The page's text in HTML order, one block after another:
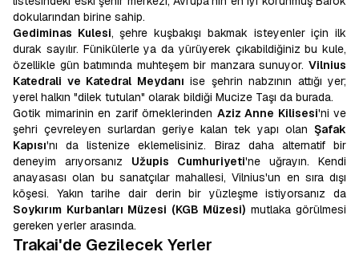
dokularından birine sahip.
Gediminas Kulesi, şehre kuşbakışı bakmak isteyenler için ilk
durak sayılır. Fünikülerle ya da yürüyerek çıkabildiğiniz bu kule,
özellikle gün batımında muhteşem bir manzara sunuyor. Vilnius
Katedrali ve Katedral Meydanı ise şehrin nabzının attığı yer;
yerel halkın "dilek tutulan" olarak bildiği Mucize Taşı da burada.
Gotik mimarinin en zarif örneklerinden Aziz Anne Kilisesi'ni ve
şehri çevreleyen surlardan geriye kalan tek yapı olan Şafak
Kapısı'nı da listenize eklemelisiniz. Biraz daha alternatif bir
deneyim arıyorsanız Užupis Cumhuriyeti'ne uğrayın. Kendi
anayasası olan bu sanatçılar mahallesi, Vilnius'un en sıra dışı
köşesi. Yakın tarihe dair derin bir yüzleşme istiyorsanız da
Soykırım Kurbanları Müzesi (KGB Müzesi) mutlaka görülmesi
gereken yerler arasında.
Trakai'de Gezilecek Yerler